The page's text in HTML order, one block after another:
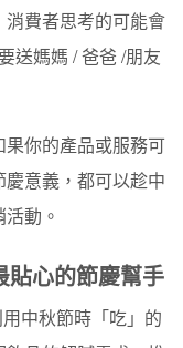
費者思考的可能會
送媽媽 / 爸爸 /朋友
果你的產品或服務可
意義，都可以趁中
動。
心的節慶幫手
中秋節時「吃」的